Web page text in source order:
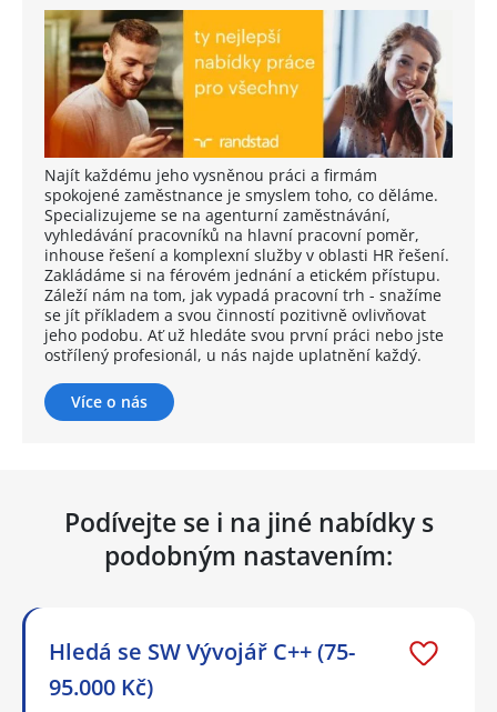
Najít každému jeho vysněnou práci a firmám
spokojené zaměstnance je smyslem toho, co děláme.
Specializujeme se na agenturní zaměstnávání,
vyhledávání pracovníků na hlavní pracovní poměr,
inhouse řešení a komplexní služby v oblasti HR řešení.
Zakládáme si na férovém jednání a etickém přístupu.
Záleží nám na tom, jak vypadá pracovní trh - snažíme
se jít příkladem a svou činností pozitivně ovlivňovat
jeho podobu. Ať už hledáte svou první práci nebo jste
ostřílený profesionál, u nás najde uplatnění každý.
Více o nás
Podívejte se i na jiné nabídky s
podobným nastavením:
Hledá se SW Vývojář C++ (75-
95.000 Kč)